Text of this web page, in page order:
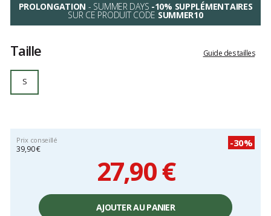
PROLONGATION - SUMMER DAYS -10% SUPPLÉMENTAIRES
SUR CE PRODUIT CODE SUMMER10
Taille Guide des tailles
S
Prix conseillé
39,90 €
-30%
27,90 €
unitaire,
AJOUTER AU PANIER